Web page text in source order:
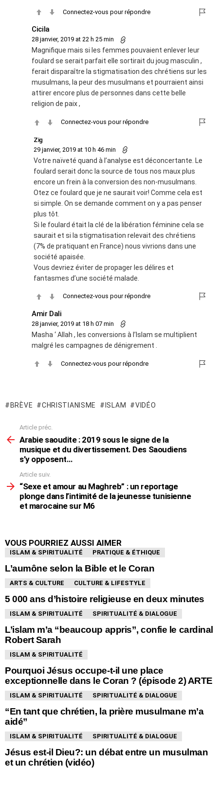
Connectez-vous pour répondre
Cicila
28 janvier, 2019 at 22 h 25 min
Magnifique mais si les femmes pouvaient enlever leur
foulard se serait parfait elle sortirait du joug masculin ,
ferait disparaître la stigmatisation des chrétiens sur les
musulmans, la peur des musulmans et pourraient ainsi
attirer encore plus de personnes dans cette belle
religion de paix ,
Connectez-vous pour répondre
Zig
29 janvier, 2019 at 10 h 46 min
Votre naïveté quand à l’analyse est déconcertante. Le
foulard serait donc la source de tous nos maux plus
encore un frein à la conversion des non-musulmans.
Otez ce foulard que je ne saurait voir! Comme cela est
si simple. On se demande comment on y a pas penser
plus tôt.
Si le foulard était la clé de la libération féminine cela se
saurait et si la stigmatisation relevait des chrétiens
(7% de pratiquant en France) nous vivrions dans une
société apaisée.
Vous devriez éviter de propager les délires et
fantasmes d’une société malade.
Connectez-vous pour répondre
Amir Dali
28 janvier, 2019 at 18 h 07 min
Masha ‘ Allah , les conversions à l’Islam se multiplient
malgré les campagnes de dénigrement .
Connectez-vous pour répondre
BRÈVE CHRISTIANISME ISLAM VIDÉO
voir
Article préc.
Arabie saoudite : 2019 sous le signe de la
musique et du divertissement. Des Saoudiens
s’y opposent…
Article suiv.
“Sexe et amour au Maghreb” : un reportage
plonge dans l’intimité de la jeunesse tunisienne
et marocaine sur M6
VOUS POURRIEZ AUSSI AIMER
ISLAM & SPIRITUALITÉ PRATIQUE & ÉTHIQUE
L’aumône selon la Bible et le Coran
ARTS & CULTURE CULTURE & LIFESTYLE
5 000 ans d’histoire religieuse en deux minutes
ISLAM & SPIRITUALITÉ SPIRITUALITÉ & DIALOGUE
L’islam m’a “beaucoup appris”, confie le cardinal
Robert Sarah
ISLAM & SPIRITUALITÉ
Pourquoi Jésus occupe-t-il une place
exceptionnelle dans le Coran ? (épisode 2) ARTE
ISLAM & SPIRITUALITÉ SPIRITUALITÉ & DIALOGUE
“En tant que chrétien, la prière musulmane m’a
aidé”
ISLAM & SPIRITUALITÉ SPIRITUALITÉ & DIALOGUE
Jésus est-il Dieu?: un débat entre un musulman
et un chrétien (vidéo)